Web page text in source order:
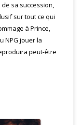
sa succession,
sur tout ce qui
à Prince,
NPG jouer la
peut-être